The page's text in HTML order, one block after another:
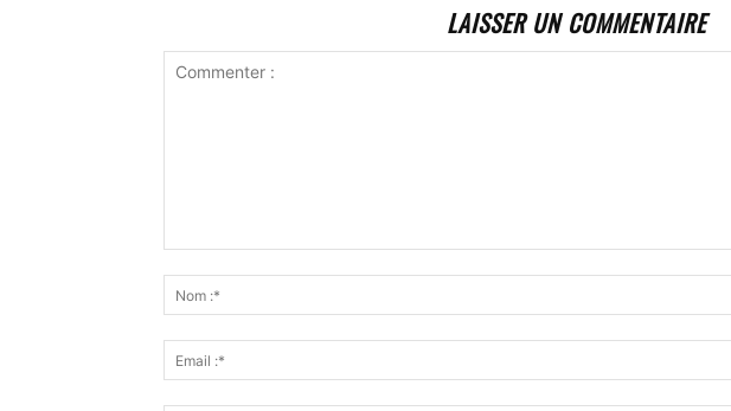
LAISSER UN COMMENTAIRE